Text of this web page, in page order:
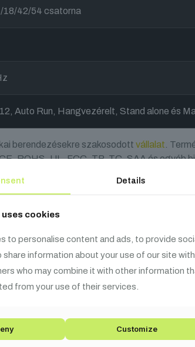
18/42/54 csatorna
Auto Run, Hangvezérelt, Stand alone és
berendezésekre szakosodott vállalat .
ROHS, UL, FCC, TP, TC, SAA és egyéb
vált.
Details
cookies
to personalise content and ads, to provide
share information about your use of our site
who may combine it with other information
from your use of their services.
Customize